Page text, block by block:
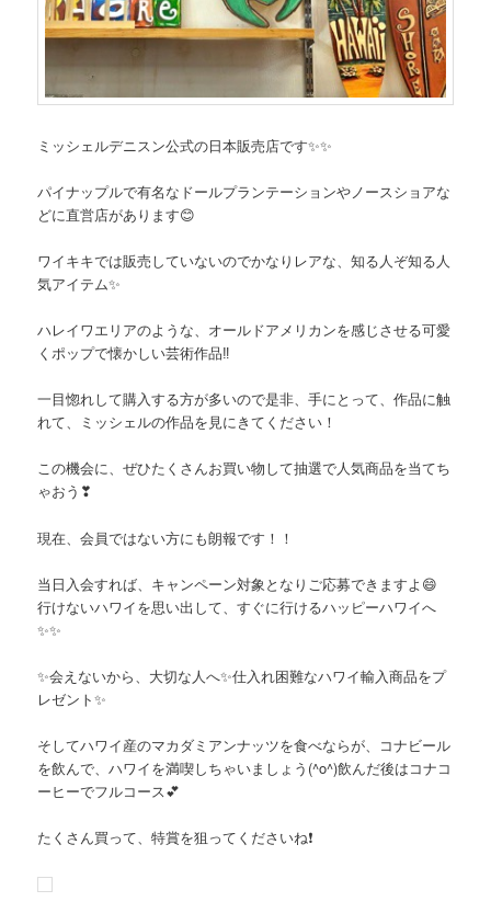
ミッシェルデニスン公式の日本販売店です✨✨
パイナップルで有名なドールプランテーションやノースショアな
どに直営店があります😊
ワイキキでは販売していないのでかなりレアな、知る人ぞ知る人
気アイテム✨
ハレイワエリアのような、オールドアメリカンを感じさせる可愛
くポップで懐かしい芸術作品‼️
一目惚れして購入する方が多いので是非、手にとって、作品に触
れて、ミッシェルの作品を見にきてください！
この機会に、ぜひたくさんお買い物して抽選で人気商品を当てち
ゃおう❣
現在、会員ではない方にも朗報です！！
当日入会すれば、キャンペーン対象となりご応募できますよ😄
行けないハワイを思い出して、すぐに行けるハッピーハワイへ
✨✨
✨会えないから、大切な人へ✨仕入れ困難なハワイ輸入商品をプ
レゼント✨
そしてハワイ産のマカダミアンナッツを食べならが、コナビール
を飲んで、ハワイを満喫しちゃいましょう(^o^)飲んだ後はコナコ
ーヒーでフルコース💕
たくさん買って、特賞を狙ってくださいね❗